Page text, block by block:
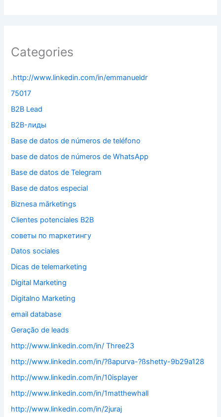
Categories
.http://www.linkedin.com/in/emmanueldr
75017
B2B Lead
B2B-лиды
Base de datos de números de teléfono
base de datos de números de WhatsApp
Base de datos de Telegram
Base de datos especial
Biznesa mārketings
Clientes potenciales B2B
cоветы по mаркетингу
Datos sociales
Dicas de telemarketing
Digital Marketing
Digitalno Marketing
email database
Geração de leads
http://www.linkedin.com/in/ Three23
http://www.linkedin.com/in/?ßapurva-?ßshetty-9b29a128
http://www.linkedin.com/in/10isplayer
http://www.linkedin.com/in/1matthewhall
http://www.linkedin.com/in/2juraj